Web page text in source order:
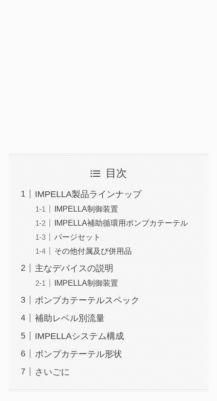
目次
IMPELLA製品ラインナップ
IMPELLA制御装置
IMPELLA補助循環用ポンプカテーテル
パージセット
その他付属及び併用品
主なデバイスの説明
IMPELLA制御装置
ポンプカテーテルスペック
補助レベル別流量
IMPELLAシステム構成
ポンプカテーテル形状
さいごに